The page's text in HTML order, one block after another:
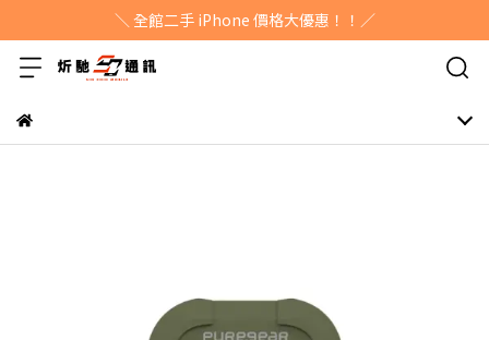
＼ 全館二手 iPhone 價格大優惠！！／